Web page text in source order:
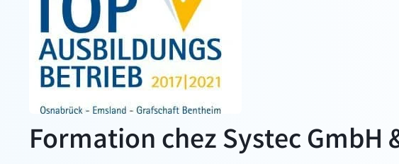
Formation chez Systec GmbH